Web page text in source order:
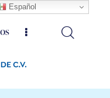
Español